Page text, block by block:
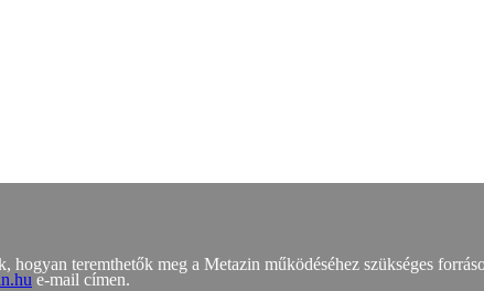
teremthetők meg a Metazin működéséhez szükséges
e-mail címen.